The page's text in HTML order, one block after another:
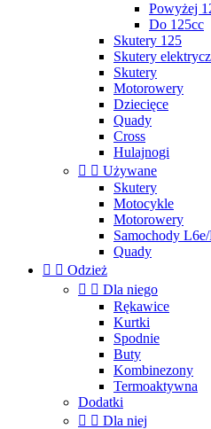
Powyżej
Do 125cc
Skutery 125
Skutery
Skutery
Motorowery
Dziecięce
Quady
Cross
Hulajnogi
  Używane
Skutery
Motocykle
Motorowery
Samochody
Quady
  Odzież
  Dla niego
Rękawice
Kurtki
Spodnie
Buty
Kombinezony
Termoaktywna
Dodatki
  Dla niej